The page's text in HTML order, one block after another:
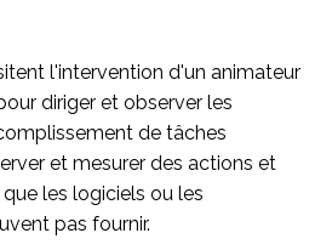
l'intervention d'un animateur
diriger et observer les
de tâches
et mesurer des actions et
les logiciels ou les
pas fournir.